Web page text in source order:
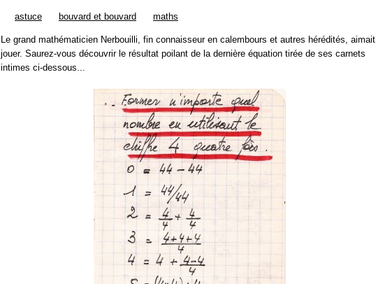
astuce bouvard et bouvard maths
Le grand mathématicien Nerbouilli, fin connaisseur en calembours et autres hérédités, aimait
jouer. Saurez-vous découvrir le résultat poilant de la dernière équation tirée de ses carnets
intimes ci-dessous...